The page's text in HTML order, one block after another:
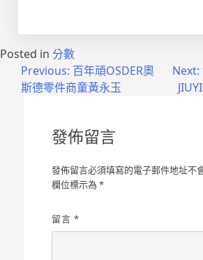
Posted in 分數
Previous: 百年頑OSDER奧
斯德零件商童黃永玉
Next:
發佈留言
發佈留言必須填寫的電子郵件地址不
欄位標示為*
留言*